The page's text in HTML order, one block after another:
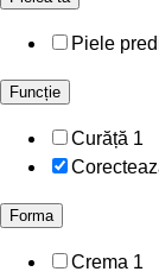
Piele
Funcție
Curăță 1
Forma
Crema 1